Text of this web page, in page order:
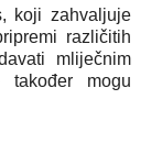
koji zahvaljuje
različitih
mliječnim
mogu